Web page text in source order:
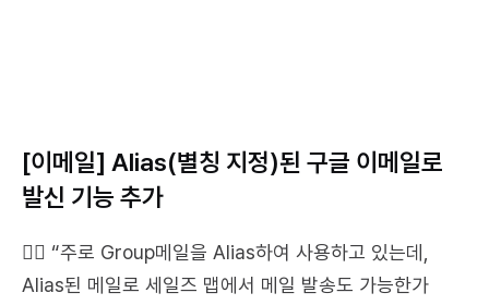
[이메일] Alias(별칭 지정)된 구글 이메일로
발신 기능 추가
💁‍♀️ “주로 Group메일을 Alias하여 사용하고 있는데,
Alias된 메일로 세일즈 맵에서 메일 발송도 가능한가